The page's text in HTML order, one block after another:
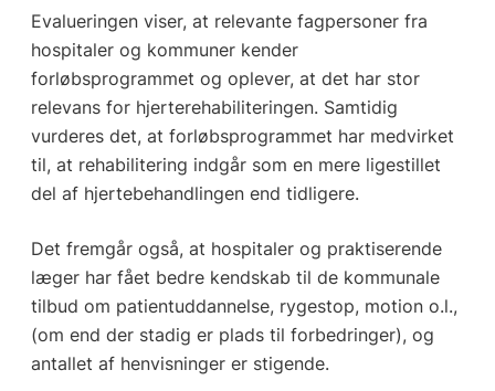
Evalueringen viser, at relevante fagpersoner fra
hospitaler og kommuner kender
forløbsprogrammet og oplever, at det har stor
relevans for hjerterehabiliteringen. Samtidig
vurderes det, at forløbsprogrammet har medvirket
til, at rehabilitering indgår som en mere ligestillet
del af hjertebehandlingen end tidligere.
Det fremgår også, at hospitaler og praktiserende
læger har fået bedre kendskab til de kommunale
tilbud om patientuddannelse, rygestop, motion o.l.,
(om end der stadig er plads til forbedringer), og
antallet af henvisninger er stigende.